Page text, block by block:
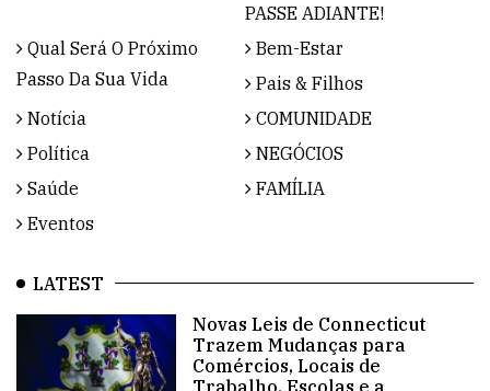
PASSE ADIANTE!
Qual Será O Próximo
Passo Da Sua Vida
Bem-Estar
Pais & Filhos
Notícia
COMUNIDADE
Política
NEGÓCIOS
Saúde
FAMÍLIA
Eventos
LATEST
Novas Leis de Connecticut
Trazem Mudanças para
Comércios, Locais de
Trabalho, Escolas e a